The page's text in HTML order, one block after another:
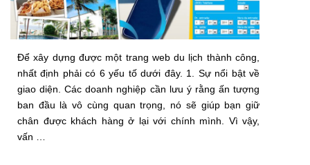
Để xây dựng được một trang web du lịch thành công,
nhất định phải có 6 yếu tố dưới đây. 1. Sự nổi bật về
giao diện. Các doanh nghiệp cần lưu ý rằng ấn tượng
ban đầu là vô cùng quan trọng, nó sẽ giúp bạn giữ
chân được khách hàng ở lại với chính mình. Vì vậy,
vấn …